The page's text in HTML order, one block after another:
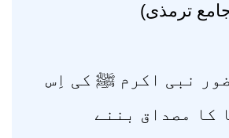
ترمذی)
نبی اکرم ﷺ کی اِس
کا مصداق بننے